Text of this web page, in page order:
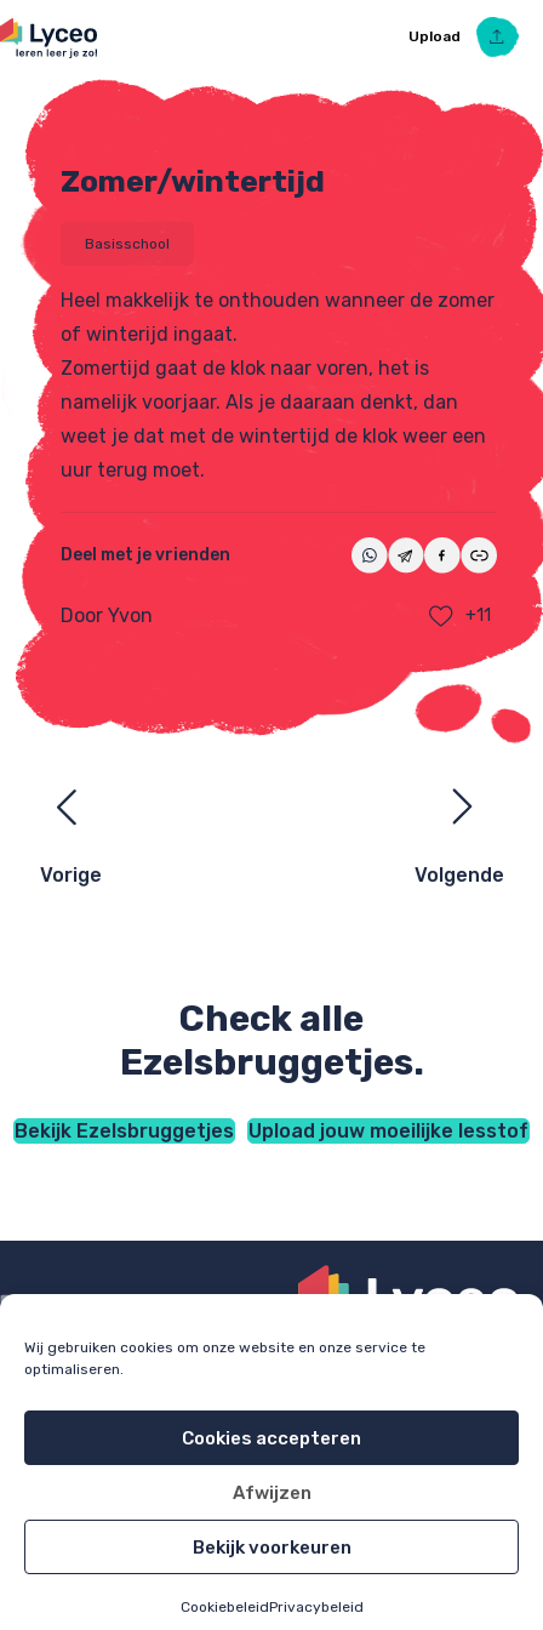
Wij gebruiken cookies om onze website en onze service te
optimaliseren.
Cookies accepteren
Afwijzen
Bekijk voorkeuren
CookiebeleidPrivacybeleid
Upload
Upload Ezelsbruggetje
Zomer/wintertijd
Basisschool
Heel makkelijk te onthouden wanneer de zomer
of winterijd ingaat.
Zomertijd gaat de klok naar voren, het is
namelijk voorjaar. Als je daaraan denkt, dan
weet je dat met de wintertijd de klok weer een
uur terug moet.
Deel met je vrienden
Door Yvon +11
Ezelsbruggetjes
navigatie
Vorige Volgende
Check alle
Ezelsbruggetjes.
Bekijk Ezelsbruggetjes Upload jouw moeilijke lesstof
examentraining.
All rights reserved 2026
Alle items